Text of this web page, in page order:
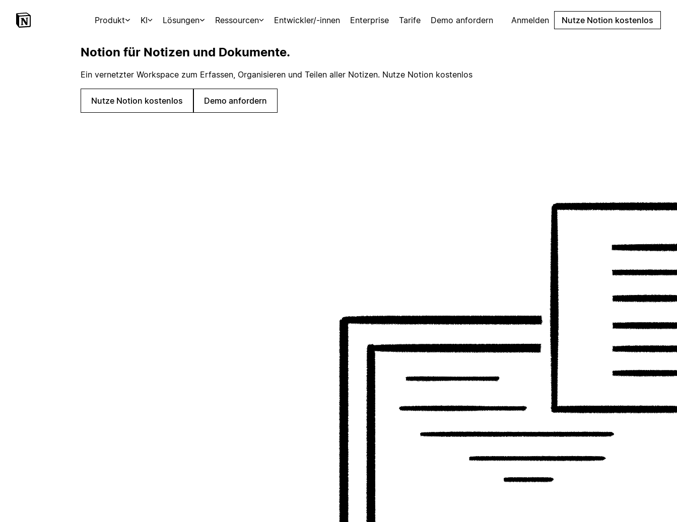
Produkt KI Lösungen Ressourcen Entwickler/-innen Enterprise Tarife Demo anfordern Anmelden Nutze Notion kostenlos
Notion für Notizen und Dokumente.
Ein vernetzter Workspace zum Erfassen, Organisieren und Teilen aller Notizen. Nutze Notion kostenlos
Nutze Notion kostenlos Demo anfordern